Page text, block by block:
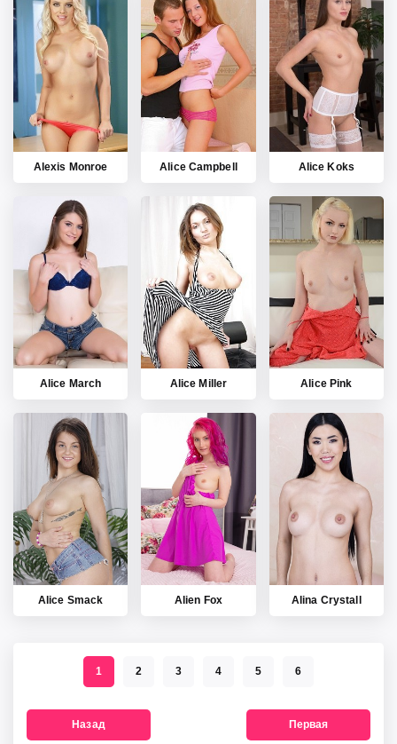
Alexis Monroe Alice Campbell Alice Koks
Alice March Alice Miller Alice Pink
Alice Smack Alien Fox Alina Crystall
Назад Первая
1 2 3 4 5 6